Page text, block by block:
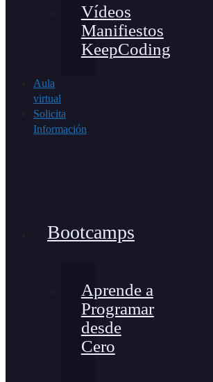
Vídeos
Manifiestos
KeepCoding
Aula
virtual
Solicita
Información
Bootcamps
Aprende a
Programar
desde
Cero